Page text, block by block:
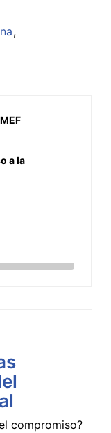
a la
compromiso?